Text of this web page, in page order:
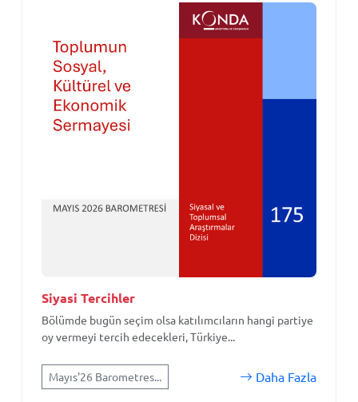
Siyasi Tercihler
Bölümde bugün seçim olsa katılımcıların hangi partiye
oy vermeyi tercih edecekleri, Türkiye...
Mayıs'26 Barometres... Daha Fazla